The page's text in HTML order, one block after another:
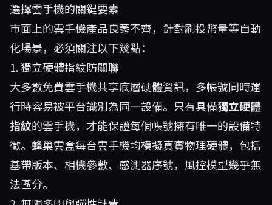
選擇雲手機的關鍵要素
市面上的雲手機產品良莠不齊，針對刷投幣量等自動
化場景，必須關注以下幾點：
1. 獨立硬體指紋防關聯
大多數免費雲手機共享底層硬體資訊，多帳號同時運
行時容易被平台識別為同一設備。只有具備獨立硬體
指紋的雲手機，才能保證每個帳號擁有唯一的設備特
徵。蜂巢雲盒每台雲手機均模擬真實物理硬體，包括
基帶版本、相機參數、感測器序號，風控模型幾乎無
法區分。